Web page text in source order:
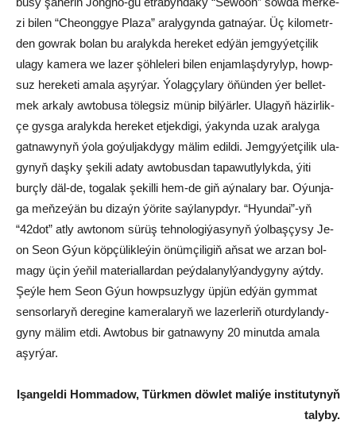
zi bi­len “Cheong­gye Pla­za” ara­ly­gyn­da gat­na­ýar. Üç ki­lo­metr­
den gow­rak bo­lan bu ara­lyk­da he­re­ket ed­ýän jem­gy­ýet­çi­lik
ula­gy ka­me­ra we la­zer şöh­le­le­ri bi­len en­jam­laş­dy­ry­lyp, howp­
suz he­re­ke­ti ama­la aşyr­ýar. Ýo­lag­çy­la­ry öňün­den ýer bel­let­
mek ar­ka­ly aw­to­bu­sa tö­leg­siz mü­nip bil­ýär­ler. Ula­gyň hä­zir­lik­
çe gys­ga ara­lyk­da he­re­ket et­jek­di­gi, ýa­kyn­da uzak ara­ly­ga
gat­na­wy­nyň ýo­la go­ýul­jak­dy­gy mä­lim edil­di. Jem­gy­ýet­çi­lik ula­
gy­nyň daş­ky şe­ki­li ada­ty aw­to­bus­dan ta­pa­wut­ly­lyk­da, ýi­ti
burç­ly däl-de, to­ga­lak şe­kil­li hem-de giň aý­na­la­ry bar. Oýun­ja­
ga meň­ze­ýän bu di­zaýn ýö­ri­te saý­la­nyp­dyr. “Hy­un­dai”-yň
“42dot” at­ly aw­to­nom sü­rüş teh­no­lo­gi­ýa­sy­nyň ýol­baş­çy­sy Je­
on Se­on Gýun köp­çü­lik­le­ýin önüm­çi­li­giň aň­sat we ar­zan bol­
ma­gy üçin ýe­ňil ma­te­ri­al­lar­dan peý­da­la­nyl­ýan­dy­gy­ny aýt­dy.
Şeý­le hem Se­on Gýun howp­suz­ly­gy üp­jün ed­ýän gym­mat
sen­sor­la­ryň de­re­gi­ne ka­me­ra­la­ryň we la­zer­le­riň otur­dy­lan­dy­
gy­ny mä­lim et­di. Aw­to­bus bir gat­na­wy­ny 20 mi­nut­da ama­la
aşyr­ýar.
Işan­gel­di Hom­ma­dow, Türk­men döw­let ma­li­ýe ins­ti­tu­ty­nyň
ta­ly­by.